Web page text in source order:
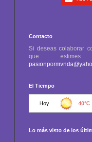
Contacto
Si deseas colaborar
que
El Tiempo
Lo más visto de los